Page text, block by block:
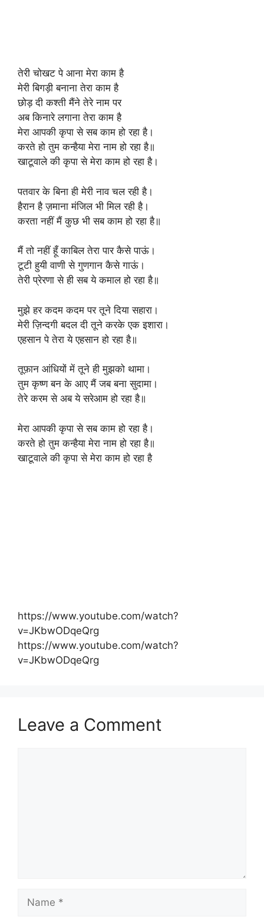
तेरी चोखट पे आना मेरा काम है
मेरी बिगड़ी बनाना तेरा काम है
छोड़ दी कश्ती मैंने तेरे नाम पर
अब किनारे लगाना तेरा काम है
मेरा आपकी कृपा से सब काम हो रहा है।
करते हो तुम कन्हैया मेरा नाम हो रहा है॥
खाटूवाले की कृपा से मेरा काम हो रहा है।
पतवार के बिना ही मेरी नाव चल रही है।
हैरान है ज़माना मंजिल भी मिल रही है।
करता नहीं मैं कुछ भी सब काम हो रहा है॥
मैं तो नहीं हूँ काबिल तेरा पार कैसे पाऊं।
टूटी हुयी वाणी से गुणगान कैसे गाऊं।
तेरी प्रेरणा से ही सब ये कमाल हो रहा है॥
मुझे हर कदम कदम पर तूने दिया सहारा।
मेरी ज़िन्दगी बदल दी तूने करके एक इशारा।
एहसान पे तेरा ये एहसान हो रहा है॥
तूफ़ान आंधियों में तूने ही मुझको थामा।
तुम कृष्ण बन के आए मैं जब बना सुदामा।
तेरे करम से अब ये सरेआम हो रहा है॥
मेरा आपकी कृपा से सब काम हो रहा है।
करते हो तुम कन्हैया मेरा नाम हो रहा है॥
खाटूवाले की कृपा से मेरा काम हो रहा है
https://www.youtube.com/watch?
v=JKbwODqeQrg
https://www.youtube.com/watch?
v=JKbwODqeQrg
Leave a Comment
Name